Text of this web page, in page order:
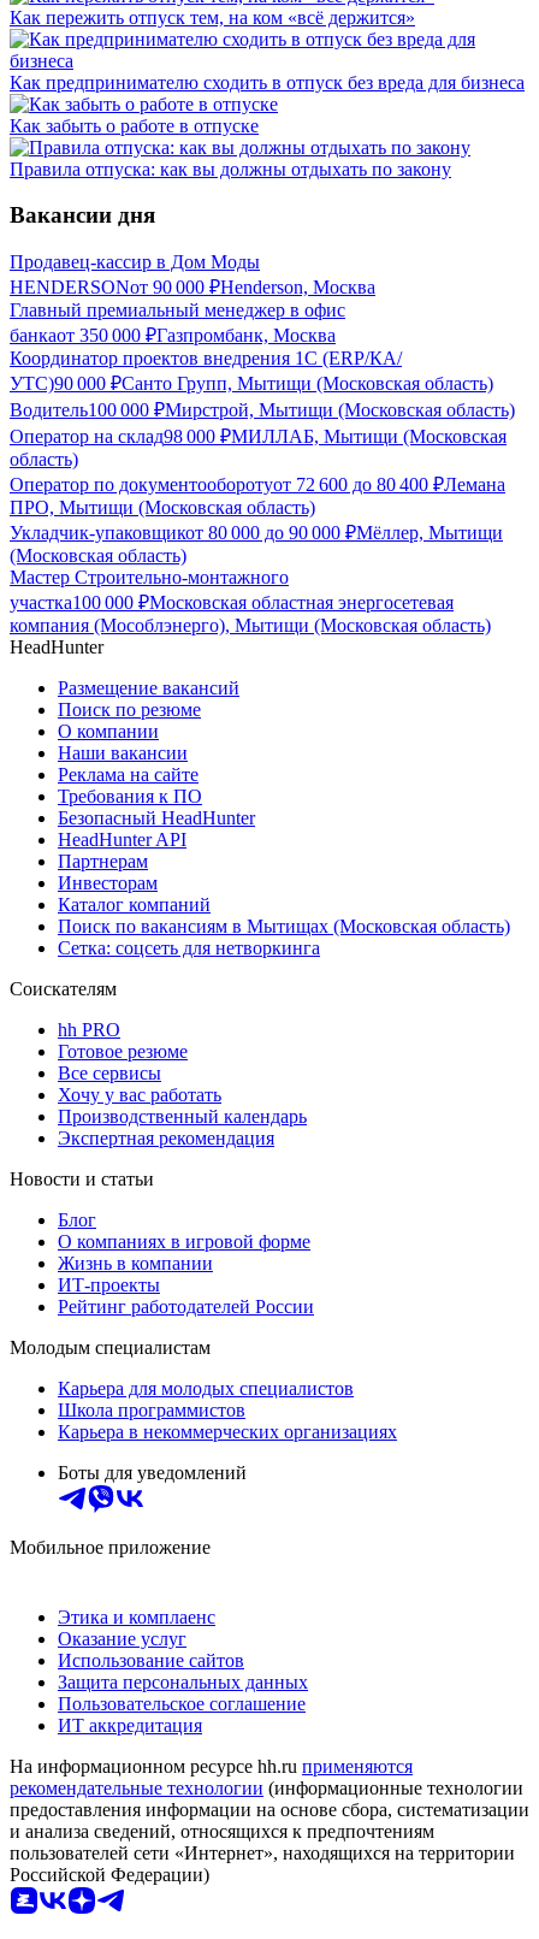
Как пережить отпуск тем, на ком «всё держится»
Как предпринимателю сходить в отпуск без вреда для бизнеса
Как забыть о работе в отпуске
Правила отпуска: как вы должны отдыхать по закону
Вакансии дня
Продавец-кассир в Дом Моды
HENDERSONот 90 000 ₽Henderson, Москва
Главный премиальный менеджер в офис
банкаот 350 000 ₽Газпромбанк, Москва
Координатор проектов внедрения 1С (ERP/КА/
УТС)90 000 ₽Санто Групп, Мытищи (Московская область)
Водитель100 000 ₽Мирстрой, Мытищи (Московская область)
Оператор на склад98 000 ₽МИЛЛАБ, Мытищи (Московская
область)
Оператор по документооборотуот 72 600 до 80 400 ₽Лемана
ПРО, Мытищи (Московская область)
Укладчик-упаковщикот 80 000 до 90 000 ₽Мёллер, Мытищи
(Московская область)
Мастер Строительно-монтажного
участка100 000 ₽Московская областная энергосетевая
компания (Мособлэнерго), Мытищи (Московская область)
HeadHunter
Размещение вакансий
Поиск по резюме
О компании
Наши вакансии
Реклама на сайте
Требования к ПО
Безопасный HeadHunter
HeadHunter API
Партнерам
Инвесторам
Каталог компаний
Поиск по вакансиям в Мытищах (Московская область)
Сетка: соцсеть для нетворкинга
Соискателям
hh PRO
Готовое резюме
Все сервисы
Хочу у вас работать
Производственный календарь
Экспертная рекомендация
Новости и статьи
Блог
О компаниях в игровой форме
Жизнь в компании
ИТ-проекты
Рейтинг работодателей России
Молодым специалистам
Карьера для молодых специалистов
Школа программистов
Карьера в некоммерческих организациях
Боты для уведомлений
Мобильное приложение
Этика и комплаенс
Оказание услуг
Использование сайтов
Защита персональных данных
Пользовательское соглашение
ИТ аккредитация
На информационном ресурсе hh.ru применяются
рекомендательные технологии (информационные технологии
предоставления информации на основе сбора, систематизации
и анализа сведений, относящихся к предпочтениям
пользователей сети «Интернет», находящихся на территории
Российской Федерации)